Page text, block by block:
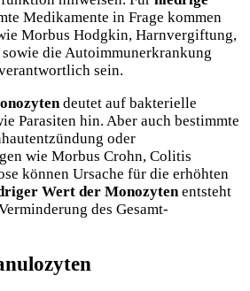
Medikamente in Frage kommen
Morbus Hodgkin, Harnvergiftung,
die Autoimmunerkrankung
sein.
deutet auf bakterielle
Parasiten hin. Aber auch bestimmte
oder
wie Morbus Crohn, Colitis
können Ursache für die erhöhten
Wert der Monozyten entsteht
des Gesamt-